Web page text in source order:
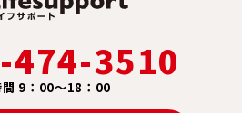
474-3510
間 9：00～18：00